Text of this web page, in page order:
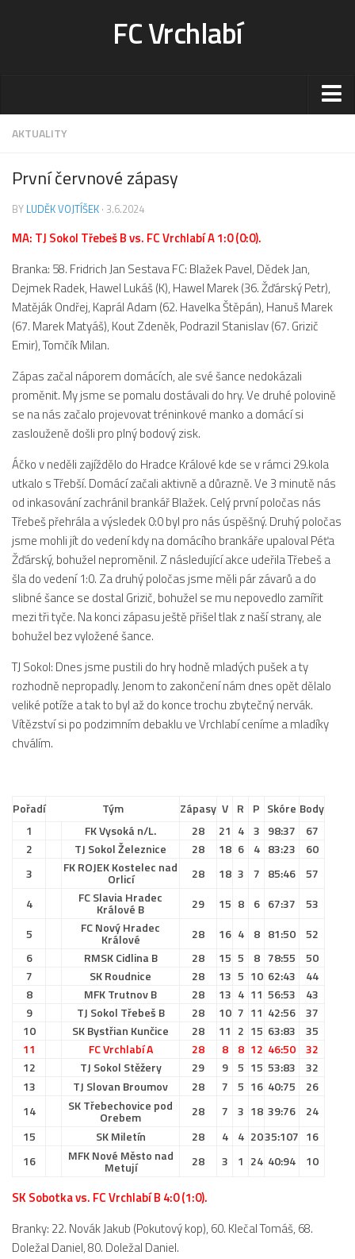
FC Vrchlabí
Stadion
Kontakt-rezervace
Ceník
Fotogalerie
Klub
Kontakt
Vedení
Historie
Dokumenty
Aktuality
A tým
Zápasy MA 2026/27
Hráči
Realizační tým
Historie
Zápasy 2025/26
2023/24
2022/23
2021/22
2020/21
2019/20
2016/17
Vzkazy
B tým
Zápasy MB 2026/27
Realizační tým
Historie MB
Zápasy MB 2025/26
Zápasy MB 2024/25
2023/24
2022/23
2020/21
2019/20
2018/19
Tabulka
St. dorost
AKTUALITY
První červnové zápasy
BY LUDĚK VOJTÍŠEK · 3.6.2024
MA: TJ Sokol Třebeš B vs. FC Vrchlabí A 1:0 (0:0).
Branka: 58. Fridrich Jan Sestava FC: Blažek Pavel, Dědek Jan,
Dejmek Radek, Hawel Lukáš (K), Hawel Marek (36. Žďárský Petr),
Matěják Ondřej, Kaprál Adam (62. Havelka Štěpán), Hanuš Marek
(67. Marek Matyáš), Kout Zdeněk, Podrazil Stanislav (67. Grizič
Emir), Tomčík Milan.
Zápas začal náporem domácích, ale své šance nedokázali
proměnit. My jsme se pomalu dostávali do hry. Ve druhé polovině
se na nás začalo projevovat tréninkové manko a domácí si
zaslouženě došli pro plný bodový zisk.
Áčko v neděli zajíždělo do Hradce Králové kde se v rámci 29.kola
utkalo s Třebší. Domácí začali aktivně a důrazně. Ve 3 minutě nás
od inkasování zachránil brankář Blažek. Celý první poločas nás
Třebeš přehrála a výsledek 0:0 byl pro nás úspěšný. Druhý poločas
jsme mohli jít do vedení kdy na domácího brankáře upaloval Péťa
Žďárský, bohužel neproměnil. Z následující akce udeřila Třebeš a
šla do vedení 1:0. Za druhý poločas jsme měli pár závarů a do
slibné šance se dostal Grizič, bohužel se mu nepovedlo zamířit
mezi tři tyče. Na konci zápasu ještě přišel tlak z naší strany, ale
bohužel bez vyložené šance.
TJ Sokol: Dnes jsme pustili do hry hodně mladých pušek a ty
rozhodně nepropadly. Jenom to zakončení nám dnes opět dělalo
veliké potíže a tak to byl až do konce trochu zbytečný nervák.
Vítězství si po podzimním debaklu ve Vrchlabí ceníme a mladíky
chválím.
Pořadí Tým Zápasy V R P Skóre Body
1
FK Vysoká n/L. 28 21 4 3 98:37
67
2
TJ Sokol Železnice 28 18 6 4 83:23
60
3
FK ROJEK Kostelec nad
Orlicí 28 18 3 7 85:46
57
4
FC Slavia Hradec
Králové B 29 15 8 6 67:37
53
5
FC Nový Hradec
Králové 28 16 4 8 81:50
52
6
RMSK Cidlina B 28 15 5 8 78:55
50
7
SK Roudnice 28 13 5 10 62:43
44
8
MFK Trutnov B 28 13 4 11 56:53
43
9
TJ Sokol Třebeš B 28 10 7 11 42:56
37
10
SK Bystřian Kunčice 28 11 2 15 63:83
35
11
FC Vrchlabí A 28 8 8 12 46:50
32
12
TJ Sokol Stěžery 29 9 5 15 53:83
32
13
TJ Slovan Broumov 28 7 5 16 40:75
26
14
SK Třebechovice pod
Orebem 28 7 3 18 39:76
24
15
SK Miletín 28 4 4 2035:107 16
16
MFK Nové Město nad
Metují 28 3 1 24 40:94 10
SK Sobotka vs. FC Vrchlabí B 4:0 (1:0).
Branky: 22. Novák Jakub (Pokutový kop), 60. Klečal Tomáš, 68.
Doležal Daniel, 80. Doležal Daniel.